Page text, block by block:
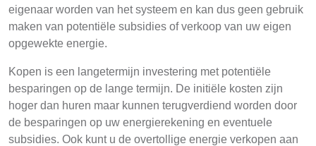
eigenaar worden van het systeem en kan dus geen gebruik
maken van potentiële subsidies of verkoop van uw eigen
opgewekte energie.
Kopen is een langetermijn investering met potentiële
besparingen op de lange termijn. De initiële kosten zijn
hoger dan huren maar kunnen terugverdiend worden door
de besparingen op uw energierekening en eventuele
subsidies. Ook kunt u de overtollige energie verkopen aan